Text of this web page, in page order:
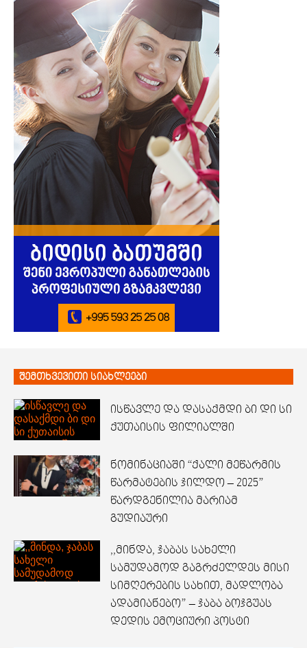
შემთხვევითი სიახლეები
ისწავლე და დასაქმდი ბი დი სი
ქუთაისის ფილიალში
ნომინაციაში “ქალი მეწარმის
წარმატების ჯილდო – 2025”
წარდგენილია მარიამ
გუდიაური
,,მინდა, ჯაბას სახელი
სამუდამოდ გაგრძელდეს მისი
სიმღერების სახით, მადლობა
ადამიანებო” – ჯაბა ბოჯგუას
დედის ემოციური პოსტი